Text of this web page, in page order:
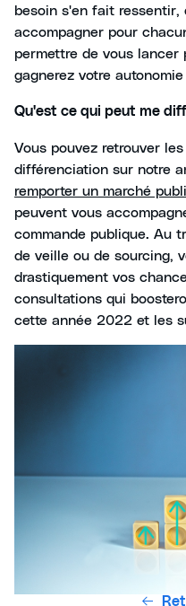
besoin s'en fait
accompagner pour
permettre de vous lancer
gagnerez votre
Qu'est ce qui peut me
Vous pouvez retrouver
différenciation sur notre
remporter un marché
peuvent vous
commande publique. Au
de veille ou de sourcing,
drastiquement vos
consultations qui
cette année 2022 et les